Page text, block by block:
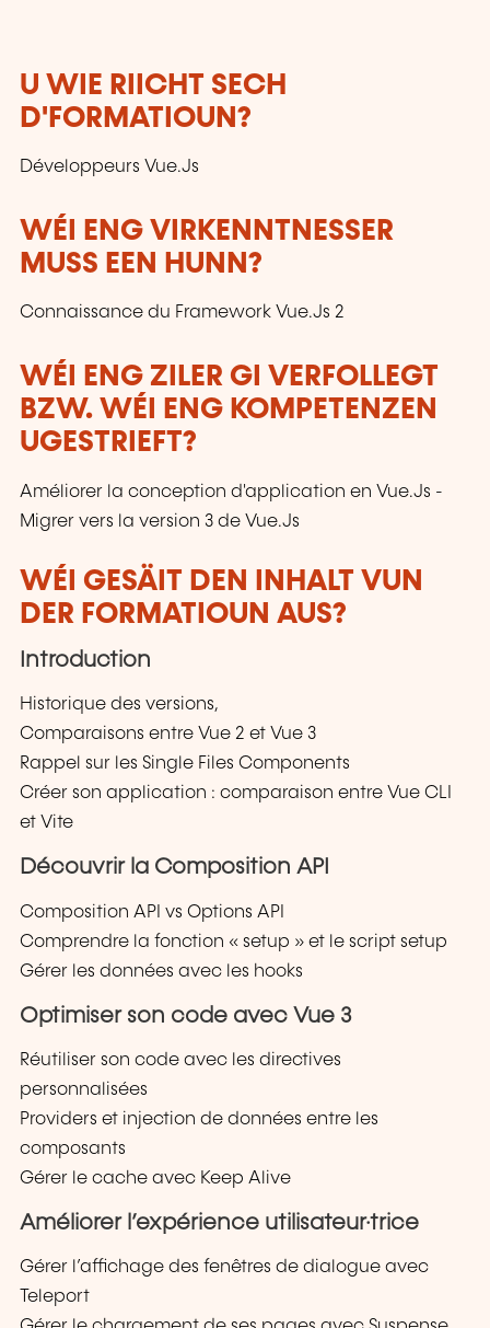
U WIE RIICHT SECH
D'FORMATIOUN?
Développeurs Vue.Js
WÉI ENG VIRKENNTNESSER
MUSS EEN HUNN?
Connaissance du Framework Vue.Js 2
WÉI ENG ZILER GI VERFOLLEGT
BZW. WÉI ENG KOMPETENZEN
UGESTRIEFT?
Améliorer la conception d'application en Vue.Js -
Migrer vers la version 3 de Vue.Js
WÉI GESÄIT DEN INHALT VUN
DER FORMATIOUN AUS?
Introduction
Historique des versions,
Comparaisons entre Vue 2 et Vue 3
Rappel sur les Single Files Components
Créer son application : comparaison entre Vue CLI
et Vite
Découvrir la Composition API
Composition API vs Options API
Comprendre la fonction « setup » et le script setup
Gérer les données avec les hooks
Optimiser son code avec Vue 3
Réutiliser son code avec les directives
personnalisées
Providers et injection de données entre les
composants
Gérer le cache avec Keep Alive
Améliorer l’expérience utilisateur·trice
Gérer l’affichage des fenêtres de dialogue avec
Teleport